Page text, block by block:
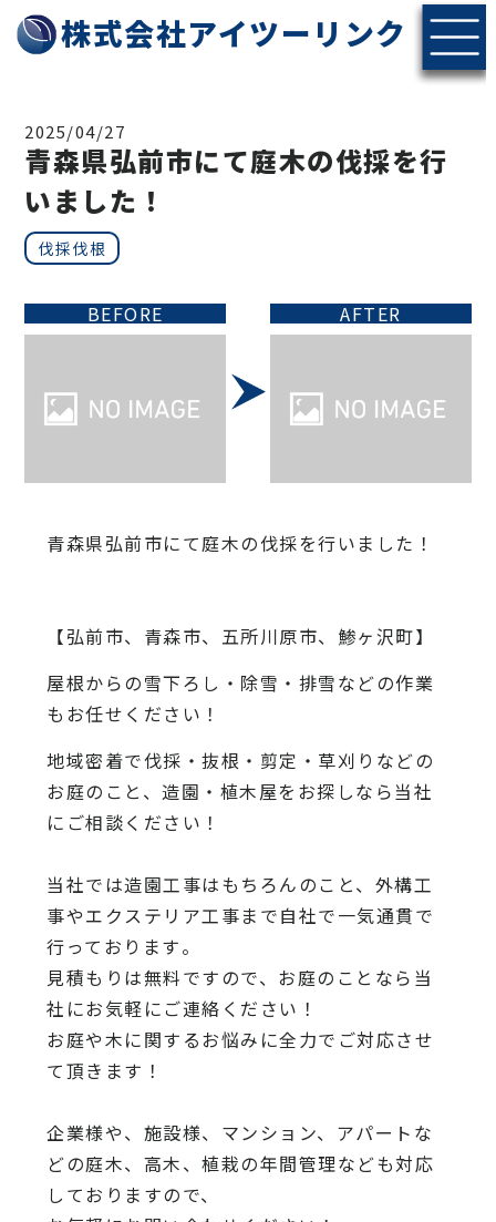
株式会社アイツーリンク
2025/04/27
青森県弘前市にて庭木の伐採を行
いました！
伐採伐根
BEFORE AFTER
青森県弘前市にて庭木の伐採を行いました！
【弘前市、青森市、五所川原市、鯵ヶ沢町】
屋根からの雪下ろし・除雪・排雪などの作業
もお任せください！
地域密着で伐採・抜根・剪定・草刈りなどの
お庭のこと、造園・ 植木屋をお探しなら当社
にご相談ください！
当社では造園工事はもちろんのこと、 外構工
事やエクステリア工事まで自社で一気通貫で
行っております。
見積もりは無料ですので、 お庭のことなら当
社にお気軽にご連絡ください！
お庭や木に関するお悩みに全力でご対応させ
て頂きます！
企業様や、施設様、マンション、アパートな
どの庭木、高木、植栽の年間管理なども対応
しておりますので、